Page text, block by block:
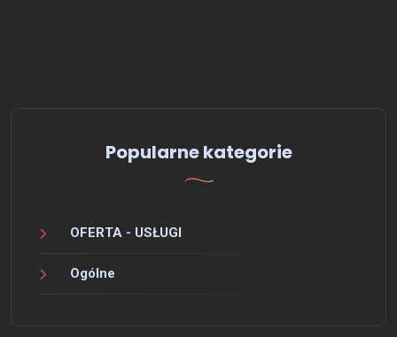
Popularne kategorie
OFERTA - USŁUGI
Ogólne